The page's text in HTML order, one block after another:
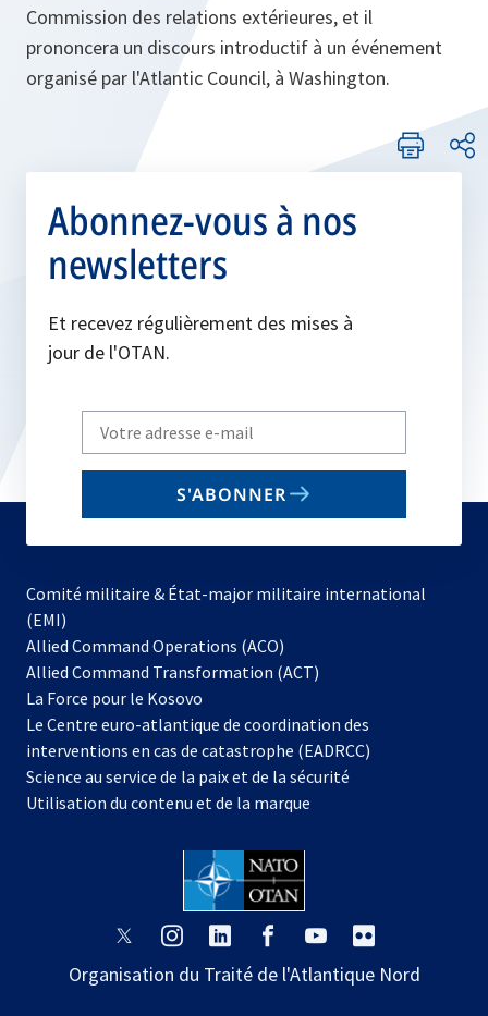
Commission des relations extérieures, et il
prononcera un discours introductif à un événement
organisé par l'Atlantic Council, à Washington.
Abonnez-vous à nos
newsletters
Et recevez régulièrement des mises à
jour de l'OTAN.
Write
your
email
S'ABONNER
Comité militaire & État-major militaire international
(EMI)
Allied Command Operations (ACO)
dans
nouvel
onglet
Allied Command Transformation (ACT)
La Force pour le Kosovo
dans
un
nouvel
onglet
Le Centre euro-atlantique de coordination des
interventions en cas de catastrophe (EADRCC)
Science au service de la paix et de la sécurité
Utilisation du contenu et de la marque
s’ouvre
un
s’ouvre
un
s’ouvre
un
s’ouvre
un
s’ouvre
un
s’ouvre
un
Organisation du Traité de l'Atlantique Nord